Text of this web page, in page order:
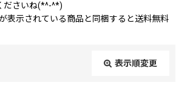
ださいね(*^-^*)
表示されている商品と同梱すると送料無料
表示順変更